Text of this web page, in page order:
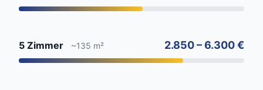
5 Zimmer ~135 m² 2.850 – 6.300 €